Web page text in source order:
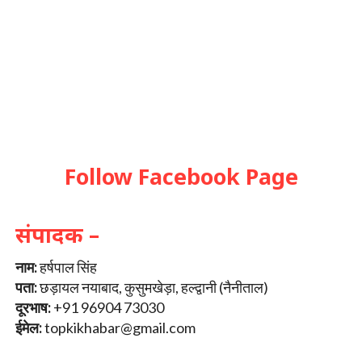
Follow Facebook Page
संपादक –
नाम:हर्षपाल सिंह
पता:छड़ायल नयाबाद, कुसुमखेड़ा, हल्द्वानी (नैनीताल)
दूरभाष:+91 96904 73030
ईमेल:topkikhabar@gmail.com